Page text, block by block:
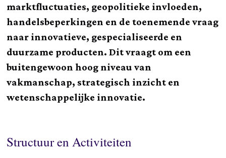
marktfluctuaties, geopolitieke invloeden,
handelsbeperkingen en de toenemende vraag
naar innovatieve, gespecialiseerde en
duurzame producten. Dit vraagt om een
buitengewoon hoog niveau van
vakmanschap, strategisch inzicht en
wetenschappelijke innovatie.
Structuur en Activiteiten